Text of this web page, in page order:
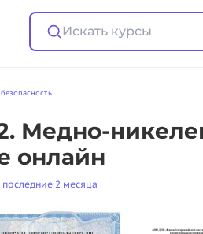
Искать курсы
Медно-
онлайн
последние 2 месяца